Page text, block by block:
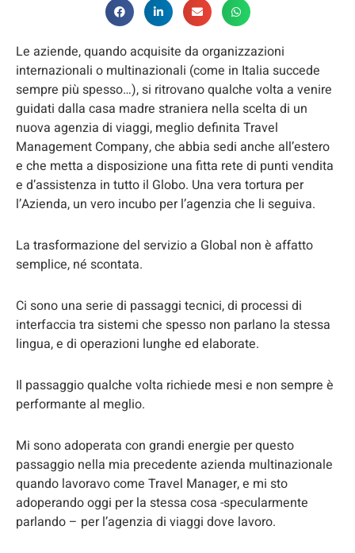
Le aziende, quando acquisite da organizzazioni
internazionali o multinazionali (come in Italia succede
sempre più spesso…), si ritrovano qualche volta a venire
guidati dalla casa madre straniera nella scelta di un
nuova agenzia di viaggi, meglio definita Travel
Management Company, che abbia sedi anche all’estero
e che metta a disposizione una fitta rete di punti vendita
e d’assistenza in tutto il Globo. Una vera tortura per
l’Azienda, un vero incubo per l’agenzia che li seguiva.
La trasformazione del servizio a Global non è affatto
semplice, né scontata.
Ci sono una serie di passaggi tecnici, di processi di
interfaccia tra sistemi che spesso non parlano la stessa
lingua, e di operazioni lunghe ed elaborate.
Il passaggio qualche volta richiede mesi e non sempre è
performante al meglio.
Mi sono adoperata con grandi energie per questo
passaggio nella mia precedente azienda multinazionale
quando lavoravo come Travel Manager, e mi sto
adoperando oggi per la stessa cosa -specularmente
parlando – per l’agenzia di viaggi dove lavoro.